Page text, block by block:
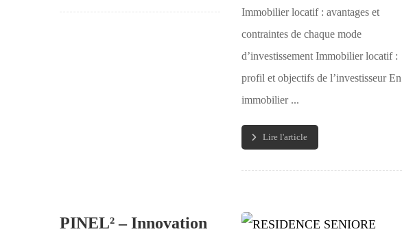
Immobilier locatif : avantages et
contraintes de chaque mode
d’investissement Immobilier locatif :
profil et objectifs de l’investisseur En
immobilier ...
Lire l'article
PINEL² – Innovation